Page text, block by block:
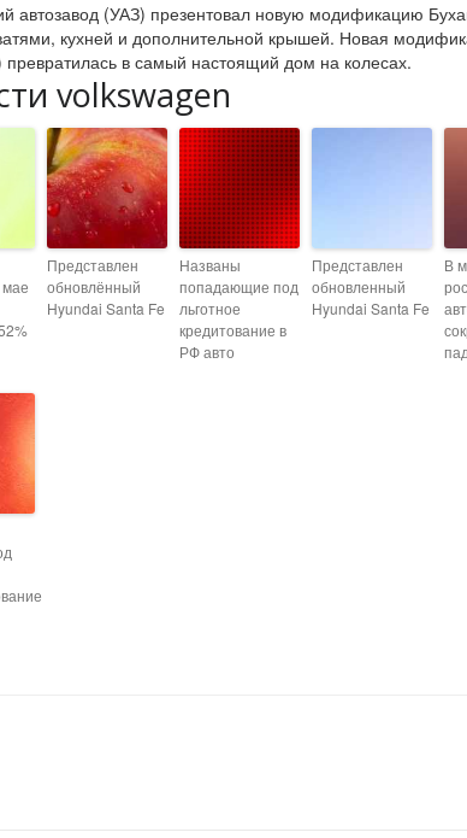
автозавод (УАЗ) презентовал новую модификацию
кухней и дополнительной крышей. Новая
превратилась в самый настоящий дом на колесах.
volkswagen
Представлен
обновлённый
Hyundai Santa Fe
Названы
попадающие под
льготное
кредитование в
РФ авто
Представлен
обновленный
Hyundai Santa Fe
В